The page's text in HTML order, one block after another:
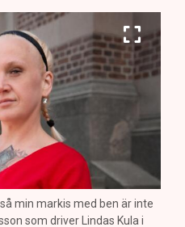
min markis med ben är inte
som driver Lindas Kula i